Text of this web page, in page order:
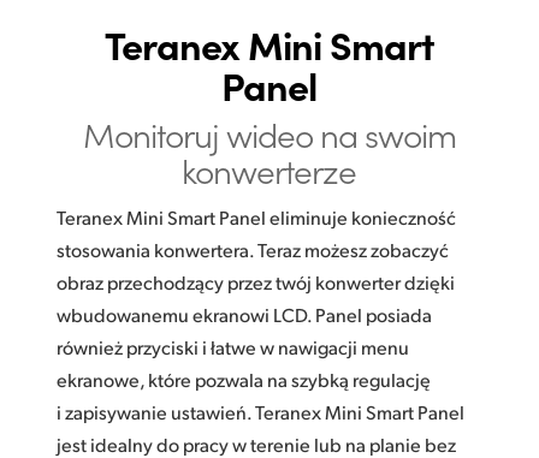
Teranex Mini Smart
Panel
Monitoruj wideo na swoim
konwerterze
Teranex Mini Smart Panel eliminuje konieczność
stosowania konwertera. Teraz możesz zobaczyć
obraz przechodzący przez twój konwerter dzięki
wbudowanemu ekranowi LCD. Panel posiada
również przyciski i łatwe w nawigacji menu
ekranowe, które pozwala na szybką regulację
i zapisywanie ustawień. Teranex Mini Smart Panel
jest idealny do pracy w terenie lub na planie bez